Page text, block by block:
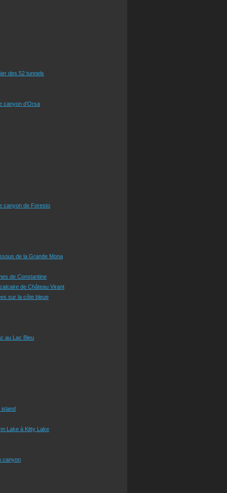
des 52 tunnels
canyon d'Orsa
canyon de Foresto
de la Grande Mona
de Constantine
de Château Virant
sur la côte bleue
au Lac Bleu
island
Lake à Kitty Lake
canyon